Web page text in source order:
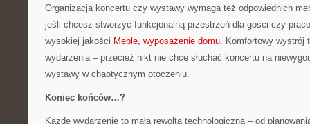
Organizacja koncertu czy wystawy wymaga też odpowiednich
jeśli chcesz stworzyć funkcjonalną przestrzeń dla gości czy
wysokiej jakości Meble, wyposażenie domu. Komfortowy wystrój
wydarzenia – przecież nikt nie chce słuchać koncertu na
wystawy w chaotycznym otoczeniu.
Koniec końców…?
Każde wydarzenie to mała rewolta technologiczna – od